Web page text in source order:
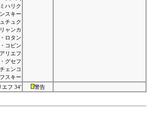
ハリク
スキー
チュク
ャンカ
ロタン
コビン
リエフ
グセフ
ェンコ
スキー
エフ 34'
警告